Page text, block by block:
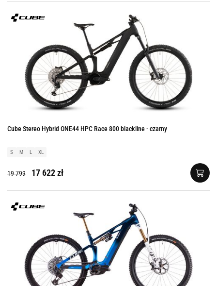
Cube Stereo Hybrid ONE44 HPC Race 800 blackline - czarny
S M L XL
19 799 17 622 zł